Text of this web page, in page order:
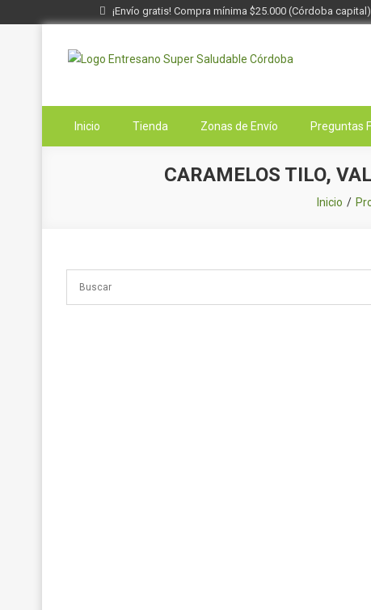
¡Envío gratis! Compra mínima $25.000 (Córdoba capital)
Inicio Tienda Zonas de Envío Preguntas
CARAMELOS TILO,
Inicio